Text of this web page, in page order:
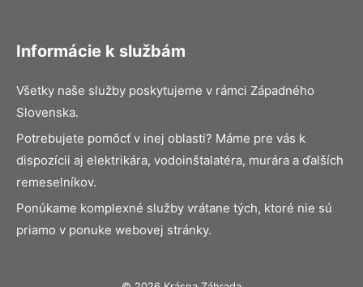
Informácie k službám
Všetky naše služby poskytujeme v rámci Západného
Slovenska.
Potrebujete pomôcť v inej oblasti? Máme pre vás k
dispozícii aj elektrikára, vodoinštalatéra, murára a ďalších
remeselníkov.
Ponúkame komplexné služby vrátane tých, ktoré nie sú
priamo v ponuke webovej stránky.